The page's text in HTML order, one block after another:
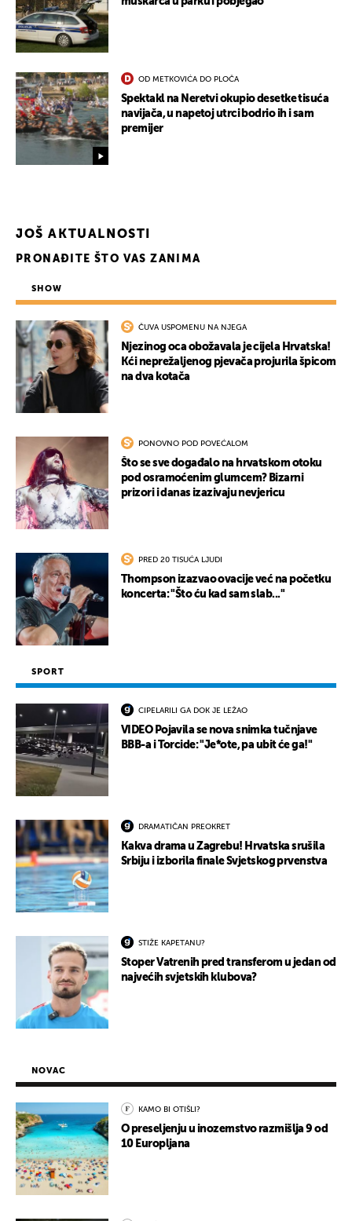
OD METKOVIĆA DO PLOČA
Spektakl na Neretvi okupio desetke tisuća
navijača, u napetoj utrci bodrio ih i sam
premijer
JOŠ AKTUALNOSTI
PRONAĐITE ŠTO VAS ZANIMA
SHOW
ČUVA USPOMENU NA NJEGA
Njezinog oca obožavala je cijela Hrvatska!
Kći neprežaljenog pjevača projurila špicom
na dva kotača
PONOVNO POD POVEĆALOM
Što se sve događalo na hrvatskom otoku
pod osramoćenim glumcem? Bizarni
prizori i danas izazivaju nevjericu
PRED 20 TISUĆA LJUDI
Thompson izazvao ovacije već na početku
koncerta: "Što ću kad sam slab..."
SPORT
CIPELARILI GA DOK JE LEŽAO
VIDEO Pojavila se nova snimka tučnjave
BBB-a i Torcide: "Je*ote, pa ubit će ga!"
DRAMATIČAN PREOKRET
Kakva drama u Zagrebu! Hrvatska srušila
Srbiju i izborila finale Svjetskog prvenstva
STIŽE KAPETANU?
Stoper Vatrenih pred transferom u jedan od
najvećih svjetskih klubova?
NOVAC
KAMO BI OTIŠLI?
O preseljenju u inozemstvo razmišlja 9 od
10 Europljana